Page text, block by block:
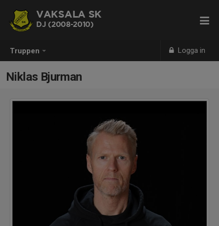
Truppen Logga in
VAKSALA SK
DJ (2008-2010)
Niklas Bjurman